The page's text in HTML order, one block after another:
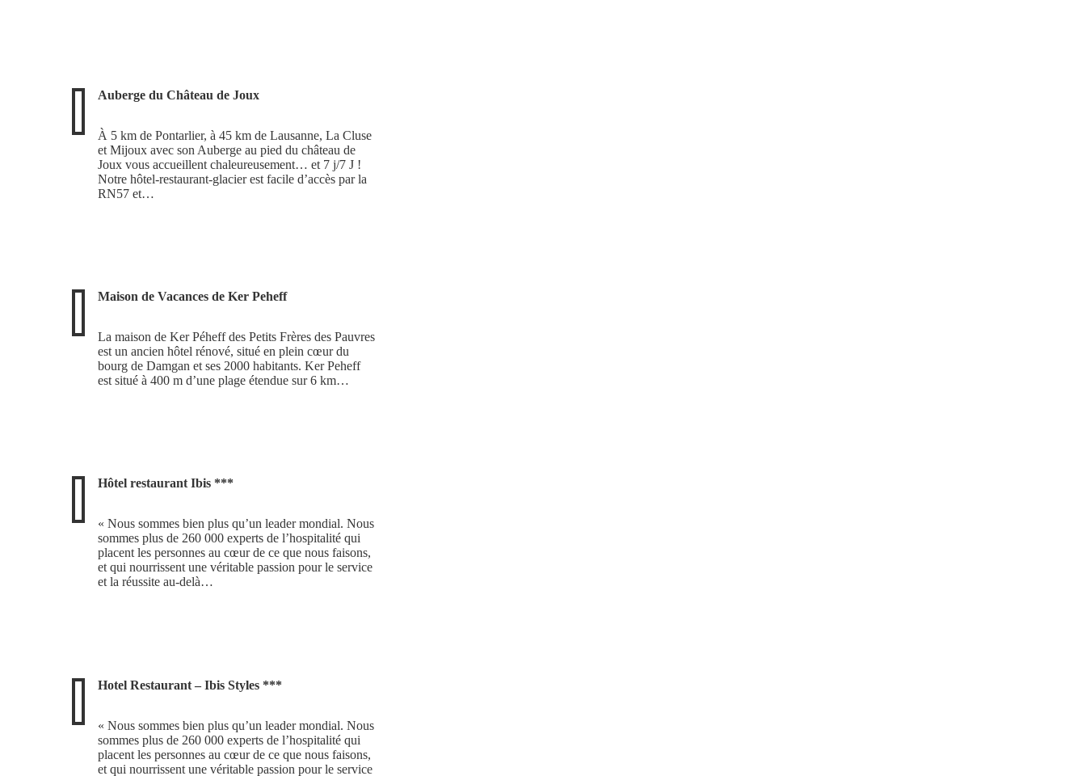
Auberge du Château de Joux
À 5 km de Pontarlier, à 45 km de Lausanne, La Cluse
et Mijoux avec son Auberge au pied du château de
Joux vous accueillent chaleureusement… et 7 j/7 J !
Notre hôtel-restaurant-glacier est facile d’accès par la
RN57 et…
Maison de Vacances de Ker Peheff
La maison de Ker Péheff des Petits Frères des Pauvres
est un ancien hôtel rénové, situé en plein cœur du
bourg de Damgan et ses 2000 habitants. Ker Peheff
est situé à 400 m d’une plage étendue sur 6 km…
Hôtel restaurant Ibis ***
« Nous sommes bien plus qu’un leader mondial. Nous
sommes plus de 260 000 experts de l’hospitalité qui
placent les personnes au cœur de ce que nous faisons,
et qui nourrissent une véritable passion pour le service
et la réussite au-delà…
Hotel Restaurant – Ibis Styles ***
« Nous sommes bien plus qu’un leader mondial. Nous
sommes plus de 260 000 experts de l’hospitalité qui
placent les personnes au cœur de ce que nous faisons,
et qui nourrissent une véritable passion pour le service